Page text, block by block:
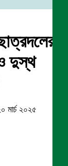
দুস্থ
মার্চ ২০২৫